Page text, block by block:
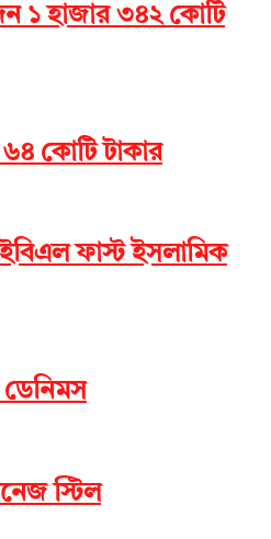
১ হাজার ৩৪২ কোটি
৬৪ কোটি টাকার
ফাস্ট ইসলামিক
ডেনিমস
স্টিল